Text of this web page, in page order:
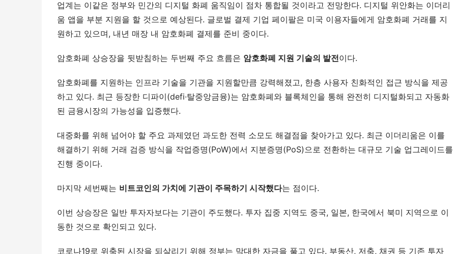
업계는 이같은 정부와 민간의 디지털 화폐 움직임이 점차 통합될 것이라고 전망한다. 디지털 위안화는 이더리
움 앱을 부분 지원을 할 것으로 예상된다. 글로벌 결제 기업 페이팔은 미국 이용자들에게 암호화폐 거래를 지
원하고 있으며, 내년 매장 내 암호화폐 결제를 준비 중이다.
암호화폐 상승장을 뒷받침하는 두번째 주요 흐름은 암호화폐 지원 기술의 발전이다.
암호화폐를 지원하는 인프라 기술을 기관을 지원할만큼 강력해졌고, 한층 사용자 친화적인 접근 방식을 제공
하고 있다. 최근 등장한 디파이(defi·탈중앙금융)는 암호화폐와 블록체인을 통해 완전히 디지털화되고 자동화
된 금융시장의 가능성을 입증했다.
대중화를 위해 넘어야 할 주요 과제였던 과도한 전력 소모도 해결점을 찾아가고 있다. 최근 이더리움은 이를
해결하기 위해 거래 검증 방식을 작업증명(PoW)에서 지분증명(PoS)으로 전환하는 대규모 기술 업그레이드를
진행 중이다.
마지막 세번째는 비트코인의 가치에 기관이 주목하기 시작했다는 점이다.
이번 상승장은 일반 투자자보다는 기관이 주도했다. 투자 집중 지역도 중국, 일본, 한국에서 북미 지역으로 이
동한 것으로 확인되고 있다.
코로나19로 위축된 시장을 되살리기 위해 정부는 막대한 자금을 풀고 있다. 부동산, 저축, 채권 등 기존 투자